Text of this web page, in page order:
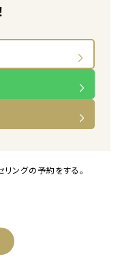
ングの予約をする。